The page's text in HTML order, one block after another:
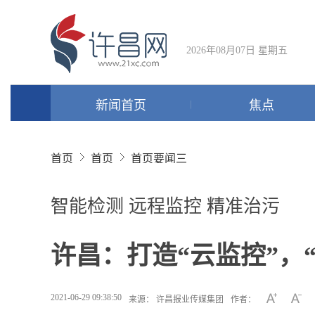
2026年08月07日 星期五
新闻首页 焦点
首页 首页 首页要闻三
智能检测 远程监控 精准治污
许昌：打造“云监控”，
2021-06-29 09:38:50 来源： 许昌报业传媒集团 作者：